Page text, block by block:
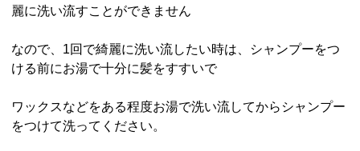
麗に洗い流すことができません
なので、1回で綺麗に洗い流したい時は、シャンプーをつ
ける前にお湯で十分に髪をすすいで
ワックスなどをある程度お湯で洗い流してからシャンプー
をつけて洗ってください。